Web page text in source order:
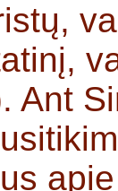
Ant